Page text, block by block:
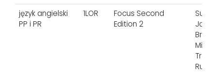
język angielski
PP i PR
1LOR
Focus Second
Edition 2
Sue